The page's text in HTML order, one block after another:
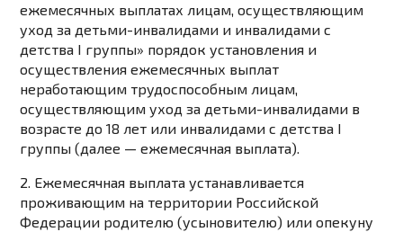
ежемесячных выплатах лицам, осуществляющим
уход за детьми-инвалидами и инвалидами с
детства I группы» порядок установления и
осуществления ежемесячных выплат
неработающим трудоспособным лицам,
осуществляющим уход за детьми-инвалидами в
возрасте до 18 лет или инвалидами с детства I
группы (далее — ежемесячная выплата).
2. Ежемесячная выплата устанавливается
проживающим на территории Российской
Федерации родителю (усыновителю) или опекуну